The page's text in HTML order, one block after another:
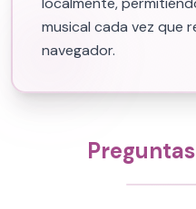
musical cada vez que
navegador.